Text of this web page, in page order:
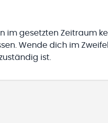
im gesetzten Zeitraum
Wende dich im
ist.